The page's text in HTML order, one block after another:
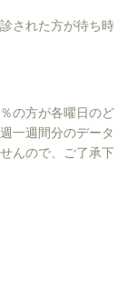
された方が待ち時
の方が各曜日のど
一週間分のデータ
んので、ご了承下